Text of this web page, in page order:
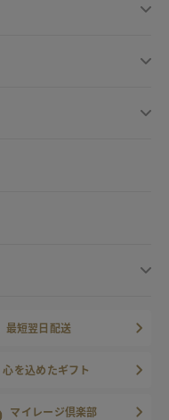
最短翌日配送
心を込めたギフト
マイレージ倶楽部